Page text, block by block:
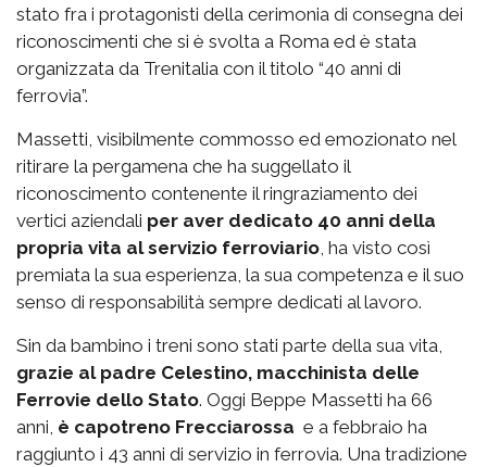
stato fra i protagonisti della cerimonia di consegna dei
riconoscimenti che si è svolta a Roma ed è stata
organizzata da Trenitalia con il titolo “40 anni di
ferrovia”.
Massetti, visibilmente commosso ed emozionato nel
ritirare la pergamena che ha suggellato il
riconoscimento contenente il ringraziamento dei
vertici aziendali per aver dedicato 40 anni della
propria vita al servizio ferroviario, ha visto così
premiata la sua esperienza, la sua competenza e il suo
senso di responsabilità sempre dedicati al lavoro.
Sin da bambino i treni sono stati parte della sua vita,
grazie al padre Celestino, macchinista delle
Ferrovie dello Stato. Oggi Beppe Massetti ha 66
anni, è capotreno Frecciarossa e a febbraio ha
raggiunto i 43 anni di servizio in ferrovia. Una tradizione